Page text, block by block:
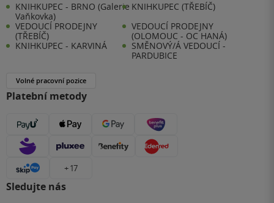
KNIHKUPEC - BRNO (Galerie
Vaňkovka)
KNIHKUPEC (TŘEBÍČ)
VEDOUCÍ PRODEJNY
(TŘEBÍČ)
VEDOUCÍ PRODEJNY
(OLOMOUC - OC HANÁ)
KNIHKUPEC - KARVINÁ
SMĚNOVÝ/Á VEDOUCÍ -
PARDUBICE
Volné pracovní pozice
Platební metody
+ 17
Sledujte nás